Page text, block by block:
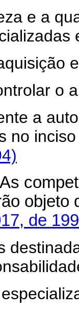
e a
o
a
no
serão
de